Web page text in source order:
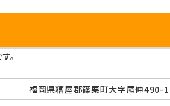
。
福岡県糟屋郡篠栗町大字尾仲